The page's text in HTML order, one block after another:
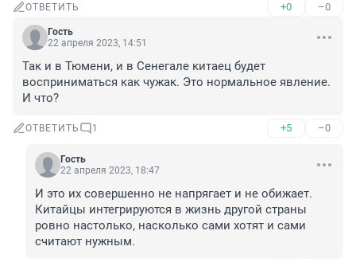
ОТВЕТИТЬ +0 –0
Гость
22 апреля 2023, 14:51
Так и в Тюмени, и в Сенегале китаец будет
восприниматься как чужак. Это нормальное явление.
И что?
ОТВЕТИТЬ 1 +5 –0
Гость
22 апреля 2023, 18:47
И это их совершенно не напрягает и не обижает.
Китайцы интегрируются в жизнь другой страны
ровно настолько, насколько сами хотят и сами
считают нужным.